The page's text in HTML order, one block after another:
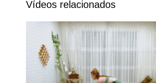
Vídeos relacionados